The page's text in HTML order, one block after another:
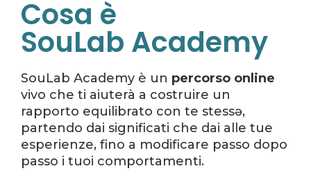
Cosa è
SouLab Academy
SouLab Academy è un percorso online
vivo che ti aiuterà a costruire un
rapporto equilibrato con te stessə,
partendo dai significati che dai alle tue
esperienze, fino a modificare passo dopo
passo i tuoi comportamenti.